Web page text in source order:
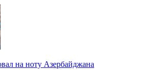
на ноту Азербайджана